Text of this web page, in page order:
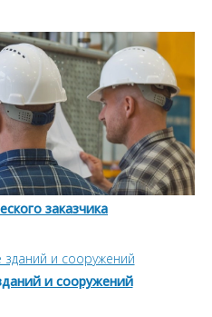
заказчика
и сооружений